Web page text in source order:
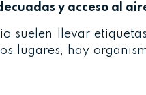
y acceso al
suelen llevar
lugares, hay